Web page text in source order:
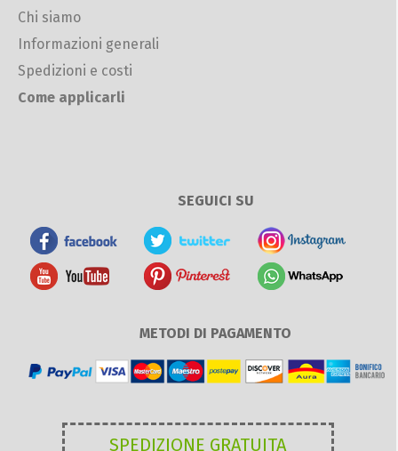
Chi siamo
Informazioni generali
Spedizioni e costi
Come applicarli
SEGUICI SU
METODI DI PAGAMENTO
SPEDIZIONE GRATUITA